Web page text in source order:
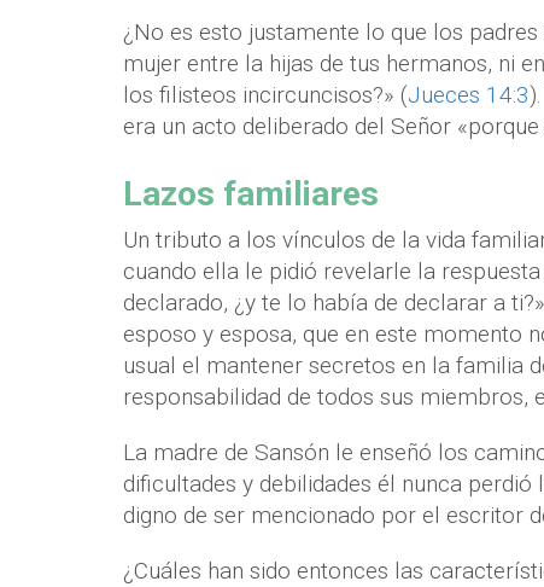
¿No es esto justamente lo que los
mujer entre la hijas de tus hermanos, ni
los filisteos incircuncisos?» (Jueces 14:3
era un acto deliberado del Señor
Lazos familiares
Un tributo a los vínculos de la vida
cuando ella le pidió revelarle la
declarado, ¿y te lo había de declarar a
esposo y esposa, que en este momento
usual el mantener secretos en la familia
responsabilidad de todos sus miembros,
La madre de Sansón le enseñó los
dificultades y debilidades él nunca
digno de ser mencionado por el escritor
¿Cuáles han sido entonces las